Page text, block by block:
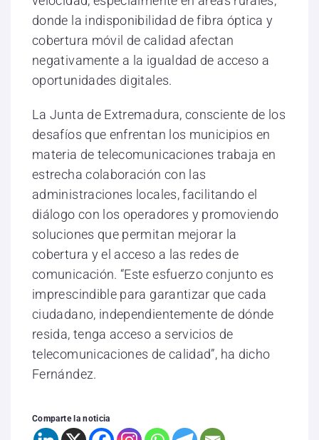
donde la indisponibilidad de fibra óptica y
cobertura móvil de calidad afectan
negativamente a la igualdad de acceso a
oportunidades digitales.
La Junta de Extremadura, consciente de los
desafíos que enfrentan los municipios en
materia de telecomunicaciones trabaja en
estrecha colaboración con las
administraciones locales, facilitando el
diálogo con los operadores y promoviendo
soluciones que permitan mejorar la
cobertura y el acceso a las redes de
comunicación. “Este esfuerzo conjunto es
imprescindible para garantizar que cada
ciudadano, independientemente de dónde
resida, tenga acceso a servicios de
telecomunicaciones de calidad”, ha dicho
Fernández.
Comparte la noticia